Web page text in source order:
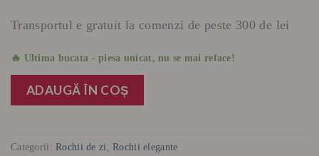
Transportul e gratuit la comenzi de peste 300 de lei
🔥 Ultima bucata - piesa unicat, nu se mai reface!
ADAUGĂ ÎN COȘ
Categorii:Rochii de zi ,Rochii elegante